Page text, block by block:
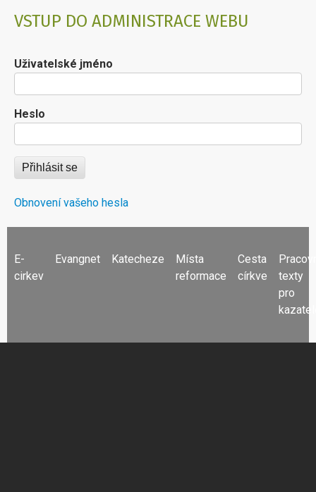
VSTUP DO ADMINISTRACE WEBU
Uživatelské jméno
Heslo
Obnovení vašeho hesla
FOOTER
MENU
E-
cirkev
Evangnet Katecheze
Místa
reformace
Cesta
církve
texty
pro